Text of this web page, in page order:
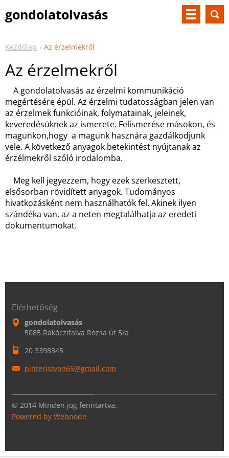
gondolatolvasás
Kezdőlap Az érzelmekről
Az érzelmekről
A gondolatolvasás az érzelmi kommunikáció
megértésére épül. Az érzelmi tudatosságban jelen van
az érzelmek funkcióinak, folymatainak, jeleinek,
keveredésüknek az ismerete. Felismerése másokon, és
magunkon,hogy a magunk hasznára gazdálkodjunk
vele. A következő anyagok betekintést nyújtanak az
érzélmekről szóló irodalomba.
Meg kell jegyezzem, hogy ezek szerkesztett,
elsősorban rövidített anyagok. Tudományos
hivatkozásként nem használhatók fel. Akinek ilyen
szándéka van, az a neten megtalálhatja az eredeti
dokumentumokat.
Elérhetőség
gondolatolvasás
5085 Rákóczifalva Rózsa út 5/a
20 3398345
pinteristvan65@gmail.com
© 2014 Minden jog fenntartva.
Powered by Webnode